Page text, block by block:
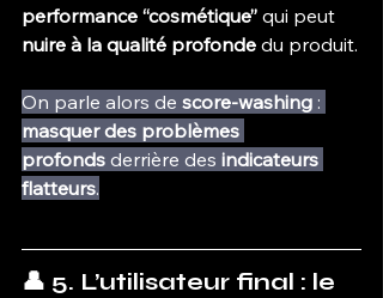
performance “cosmétique” qui peut
nuire à la qualité profonde du produit.
On parle alors de score-washing :
masquer des problèmes
profonds derrière des indicateurs
flatteurs.
👤 5. L’utilisateur final : le